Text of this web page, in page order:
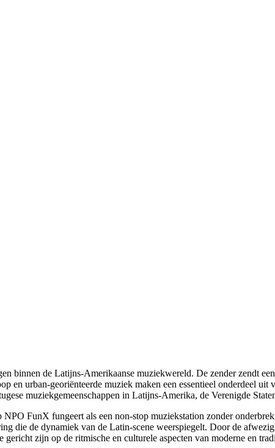
binnen de Latijns-Amerikaanse muziekwereld. De zender zendt
en urban-georiënteerde muziek maken een essentieel onderdeel
muziekgemeenschappen in Latijns-Amerika, de Verenigde
FunX fungeert als een non-stop muziekstation zonder
die de dynamiek van de Latin-scene weerspiegelt. Door de
zijn op de ritmische en culturele aspecten van moderne en